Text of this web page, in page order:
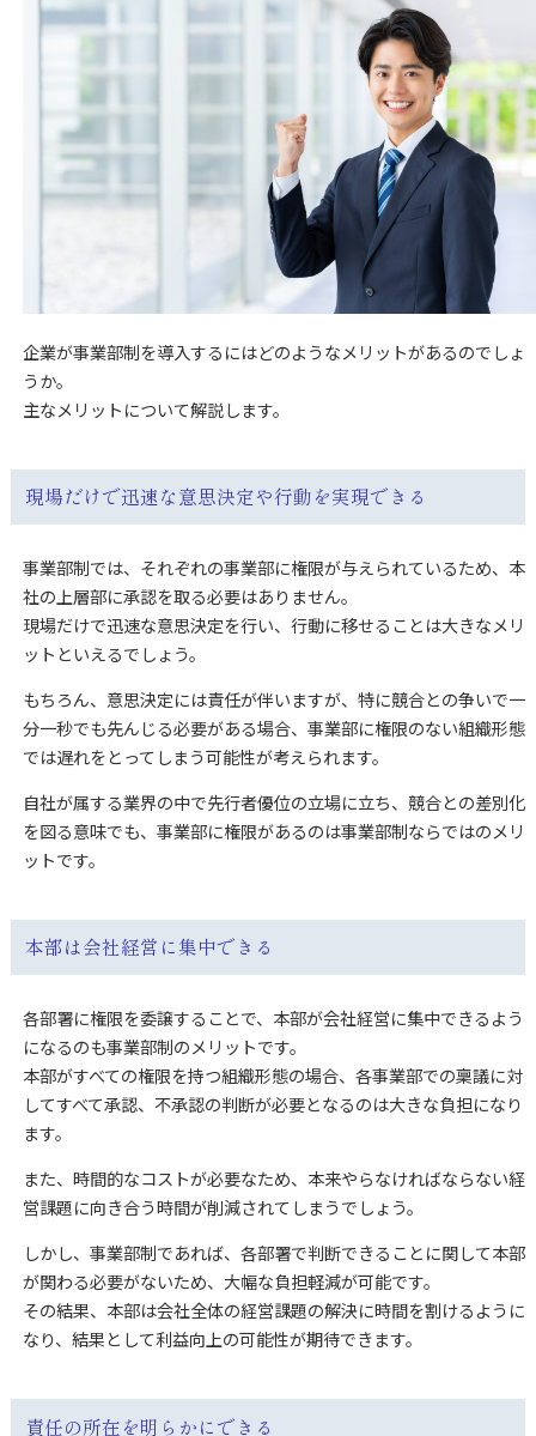
企業が事業部制を導入するにはどのようなメリットがあるのでしょ
うか。
主なメリットについて解説します。
現場だけで迅速な意思決定や行動を実現できる
事業部制では、それぞれの事業部に権限が与えられているため、本
社の上層部に承認を取る必要はありません。
現場だけで迅速な意思決定を行い、行動に移せることは大きなメリ
ットといえるでしょう。
もちろん、意思決定には責任が伴いますが、特に競合との争いで一
分一秒でも先んじる必要がある場合、事業部に権限のない組織形態
では遅れをとってしまう可能性が考えられます。
自社が属する業界の中で先行者優位の立場に立ち、競合との差別化
を図る意味でも、事業部に権限があるのは事業部制ならではのメリ
ットです。
本部は会社経営に集中できる
各部署に権限を委譲することで、本部が会社経営に集中できるよう
になるのも事業部制のメリットです。
本部がすべての権限を持つ組織形態の場合、各事業部での稟議に対
してすべて承認、不承認の判断が必要となるのは大きな負担になり
ます。
また、時間的なコストが必要なため、本来やらなければならない経
営課題に向き合う時間が削減されてしまうでしょう。
しかし、事業部制であれば、各部署で判断できることに関して本部
が関わる必要がないため、大幅な負担軽減が可能です。
その結果、本部は会社全体の経営課題の解決に時間を割けるように
なり、結果として利益向上の可能性が期待できます。
責任の所在を明らかにできる